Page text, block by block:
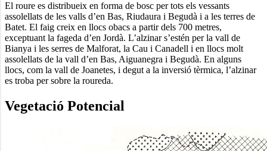
El roure es distribueix en forma de bosc per tots els vessants
assolellats de les valls d’en Bas, Riudaura i Begudà i a les terres de
Batet. El faig creix en llocs obacs a partir dels 700 metres,
exceptuant la fageda d’en Jordà. L’alzinar s’estén per la vall de
Bianya i les serres de Malforat, la Cau i Canadell i en llocs molt
assolellats de la vall d’en Bas, Aiguanegra i Begudà. En alguns
llocs, com la vall de Joanetes, i degut a la inversió tèrmica, l’alzinar
es troba per sobre la roureda.
Vegetació Potencial